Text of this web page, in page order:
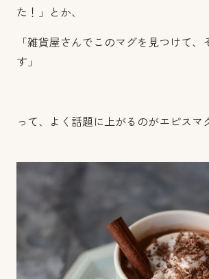
た！」とか、
「雑貨屋さんでこのマグを見つけて、
す」
って、よく話題に上がるのがエピスマ